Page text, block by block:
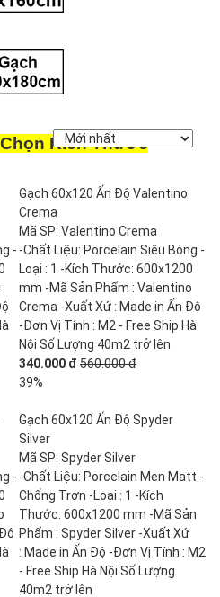
Kích Thước
-
Gạch 60x120 Ấn Độ Valentino
Crema
Mã SP: Valentino Crema
-Chất Liệu: Porcelain Siêu Bóng -
Loại : 1 -Kích Thước: 600x1200
mm -Mã Sản Phẩm : Valentino
Crema -Xuất Xứ : Made in Ấn Độ
-Đơn Vị Tính : M2 - Free Ship Hà
Nội Số Lượng 40m2 trở lên
340.000 đ 560.000 đ
39%
-
Gạch 60x120 Ấn Độ Spyder
Silver
Mã SP: Spyder Silver
-Chất Liệu: Porcelain Men Matt -
Chống Trơn -Loại : 1 -Kích
Thước: 600x1200 mm -Mã Sản
Phẩm : Spyder Silver -Xuất Xứ
: Made in Ấn Độ -Đơn Vị Tính : M2
- Free Ship Hà Nội Số Lượng
40m2 trở lên